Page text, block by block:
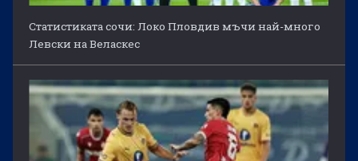
Статистиката сочи: Локо Пловдив мъчи най-много
Левски на Веласкес